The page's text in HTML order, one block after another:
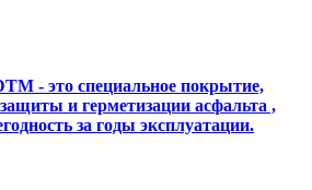
- это специальное покрытие,
и герметизации асфальта ,
за годы эксплуатации.